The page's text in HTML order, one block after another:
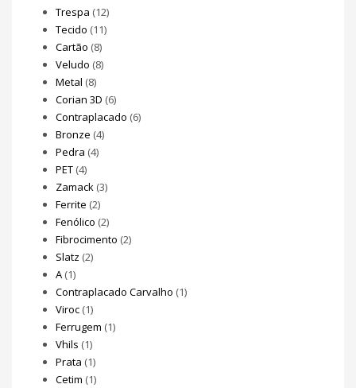
Trespa (12)
Tecido (11)
Cartão (8)
Veludo (8)
Metal (8)
Corian 3D (6)
Contraplacado (6)
Bronze (4)
Pedra (4)
PET (4)
Zamack (3)
Ferrite (2)
Fenólico (2)
Fibrocimento (2)
Slatz (2)
A (1)
Contraplacado Carvalho (1)
Viroc (1)
Ferrugem (1)
Vhils (1)
Prata (1)
Cetim (1)